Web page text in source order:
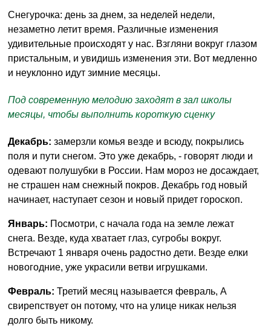
Снегурочка: день за днем, за неделей недели,
незаметно летит время. Различные изменения
удивительные происходят у нас. Взгляни вокруг глазом
пристальным, и увидишь изменения эти. Вот медленно
и неуклонно идут зимние месяцы.
Под современную мелодию заходят в зал школы
месяцы, чтобы выполнить короткую сценку
Декабрь: замерзли комья везде и всюду, покрылись
поля и пути снегом. Это уже декабрь, - говорят люди и
одевают полушубки в России. Нам мороз не досаждает,
не страшен нам снежный покров. Декабрь год новый
начинает, наступает сезон и новый придет гороскоп.
Январь: Посмотри, с начала года на земле лежат
снега. Везде, куда хватает глаз, сугробы вокруг.
Встречают 1 января очень радостно дети. Везде елки
новогодние, уже украсили ветви игрушками.
Февраль: Третий месяц называется февраль, А
свирепствует он потому, что на улице никак нельзя
долго быть никому.